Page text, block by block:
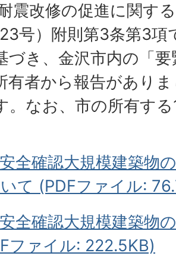
震改修の促進に関す
号）附則第3条第3
づき、金沢市内の「
有者から報告があり
。なお、市の所有す
全確認大規模建築物
て (PDFファイル:
全確認大規模建築物
ファイル: 222.5KB)